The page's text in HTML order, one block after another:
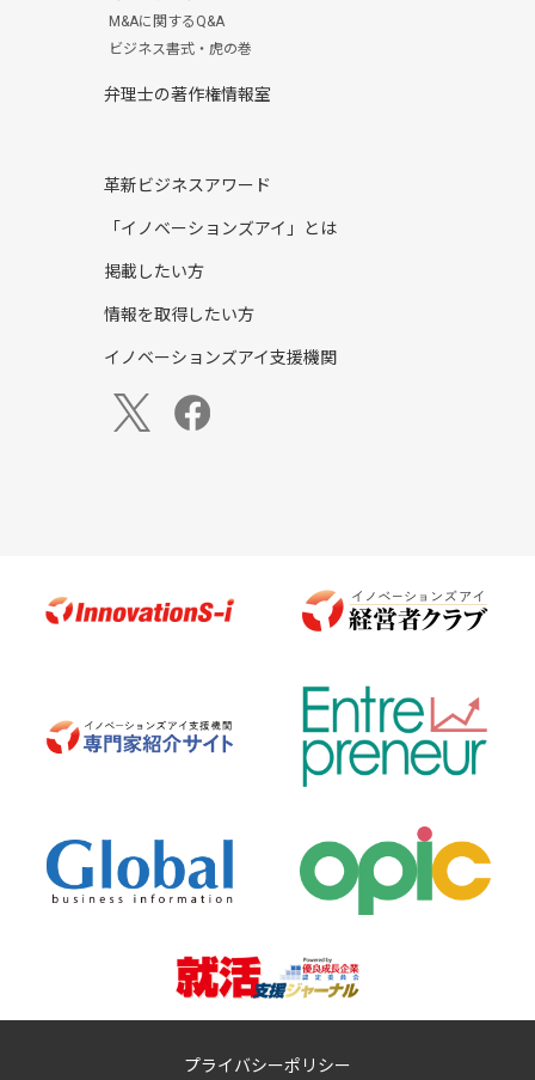
M&Aに関するQ&A
ビジネス書式・虎の巻
弁理士の著作権情報室
革新ビジネスアワード
「イノベーションズアイ」とは
掲載したい方
情報を取得したい方
イノベーションズアイ支援機関
プライバシーポリシー